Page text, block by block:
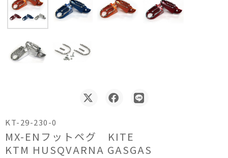
KT-29-230-0
MX-ENフットペグ KITE
KTM HUSQVARNA GASGAS